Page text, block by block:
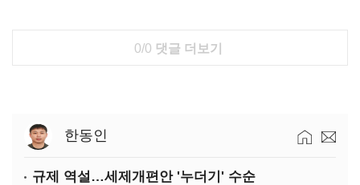
0/0 댓글 더보기
한동인
규제 역설…세제개편안 '누더기' 수순